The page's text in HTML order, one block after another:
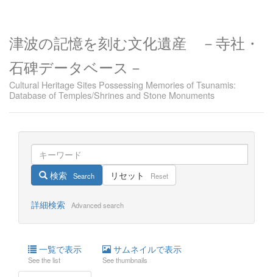
津波の記憶を刻む文化遺産 －寺社・
石碑データベース－
Cultural Heritage Sites Possessing Memories of Tsunamis:
Database of Temples/Shrines and Stone Monuments
検索 Search リセット Reset
詳細検索 Advanced search
一覧で表示
See the list
サムネイルで表示
See thumbnails